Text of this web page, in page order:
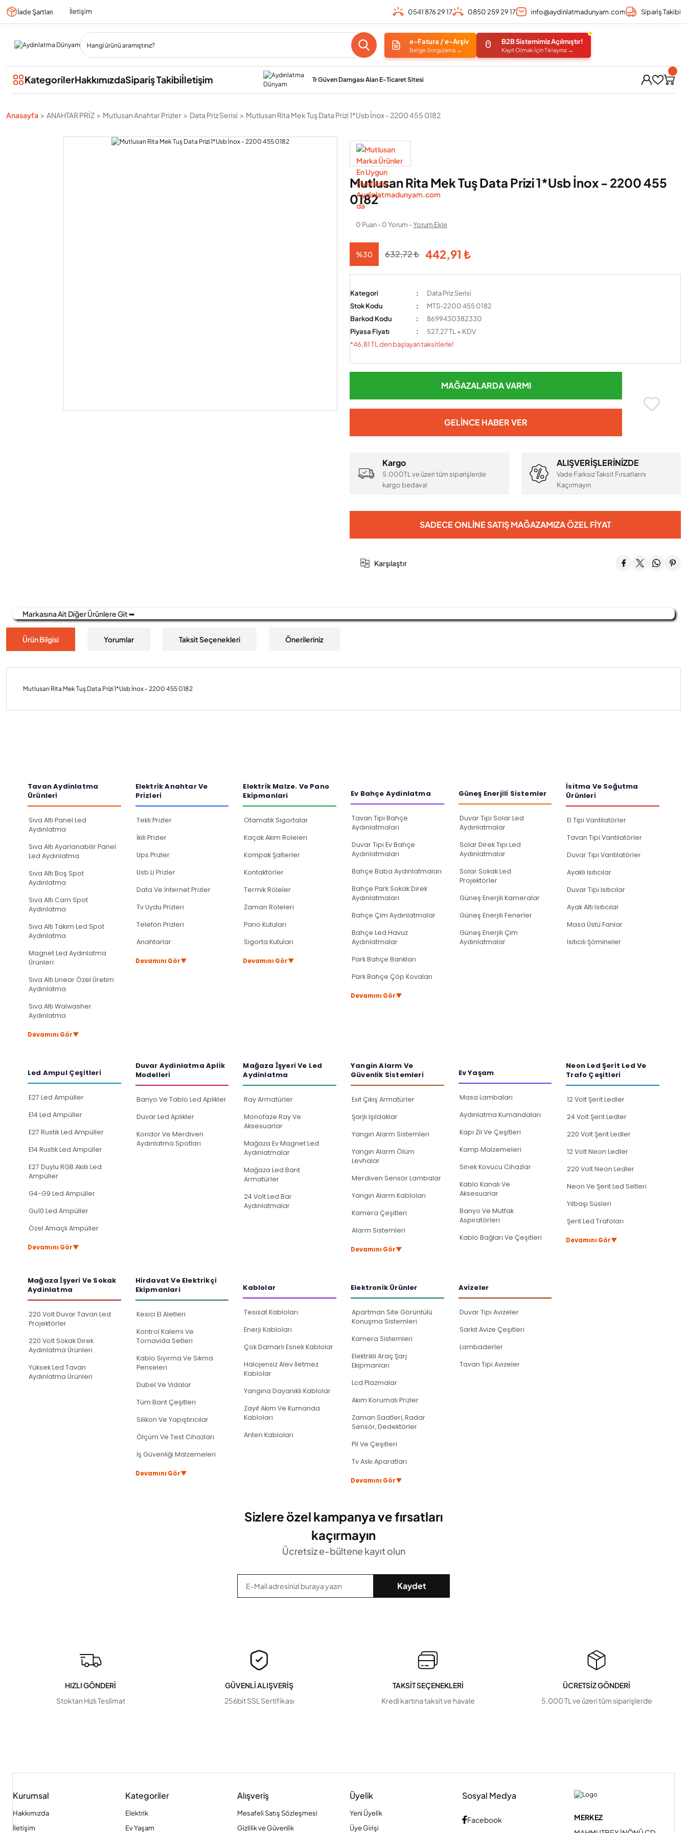
İade Şartları İletişim 0541 876 29 17 0850 259 29 17 info@aydinlatmadunyam.com Sipariş Takibi
e-Fatura / e-Arşiv
Belge Sorgulama →
B2B Sistemimiz Açılmıştır!
Kayıt Olmak İçin Tıklayınız →
KategorilerHakkımızdaSipariş Takibiİletişim Tr Güven Damgası Alan E-Ticaret Sitesi
Anasayfa ANAHTAR PRİZ Mutlusan Anahtar Prizler Data Priz Serisi Mutlusan Rita Mek Tuş Data Prizi 1*Usb İnox - 2200 455 0182
Mutlusan Rita Mek Tuş Data Prizi 1*Usb İnox - 2200 455
0182
0 Puan - 0 Yorum -Yorum Ekle
%30 632,72 ₺ 442,91 ₺
Kategori
Data Priz Serisi
Stok Kodu
MTS-2200 455 0182
Barkod Kodu
8699430382330
Piyasa Fiyatı
527,27 TL + KDV
*46,81 TL den başlayan taksitlerle!
MAĞAZALARDA VARMI
GELINCE HABER VER
Kargo
5.000TL ve üzeri tüm siparişlerde
kargo bedava!
ALIŞVERİŞLERİNİZDE
Vade Farksız Taksit Fırsatlarını
Kaçırmayın
SADECE ONLINE SATIŞ MAĞAZAMIZA ÖZEL FIYAT
Karşılaştır
Markasına Ait Diğer Ürünlere Git ➥
Ürün Bilgisi Yorumlar Taksit Seçenekleri Önerileriniz
Mutlusan Rita Mek Tuş Data Prizi 1*Usb İnox - 2200 455 0182
Yorum Yaz
Ürün resmi kalitesiz, bozuk veya görüntülenemiyor.
Ürün açıklamasında eksik bilgiler bulunuyor.
Ürün fiyatı diğer sitelerden daha pahalı.
Bu ürüne benzer farklı alternatifler olmalı.
Tavan Aydinlatma
Ürünleri̇
Siva Altı Panel Led
Aydınlatma
Sıva Altı Ayarlanabilir Panel
Led Aydınlatma
Sıva Altı Boş Spot
Aydınlatma
Sıva Altı Cam Spot
Aydınlatma
Sıva Altı Takım Led Spot
Aydınlatma
Magnet Led Aydınlatma
Ürünleri
Sıva Altı Linear Özel Üretim
Aydınlatma
Sıva Altı Walwasher
Aydınlatma
Devamını Gör▼
Elektri̇k Anahtar Ve
Pri̇zleri̇
Tekli Prizler
İkili Prizler
Ups Prizler
Usb Li Prizler
Data Ve İnternet Prizler
Tv Uydu Prizleri
Telefon Prizleri
Anahtarlar
Devamını Gör▼
Elektri̇k Malze. Ve Pano
Eki̇pmanlari
Otamatik Sigortalar
Kaçak Akım Roleleri
Kompak Şalterler
Kontaktörler
Termik Röleler
Zaman Roleleri
Pano Kutuları
Sigorta Kutuları
Devamını Gör▼
Ev Bahçe Aydinlatma
Tavan Tipi Bahçe
Aydınlatmaları
Duvar Tipi Ev Bahçe
Aydınlatmaları
Bahçe Baba Aydınlatmaları
Bahçe Park Sokak Direk
Aydınlatmaları
Bahçe Çim Aydınlatmalar
Bahçe Led Havuz
Aydınlatmalar
Park Bahçe Bankları
Park Bahçe Çöp Kovaları
Devamını Gör▼
Güneş Enerji̇li̇ Si̇stemler
Duvar Tipi Solar Led
Aydınlatmalar
Solar Direk Tipi Led
Aydınlatmalar
Solar Sokak Led
Projektörler
Güneş Enerjili Kameralar
Güneş Enerjili Fenerler
Güneş Enerjili Çim
Aydınlatmalar
İsitma Ve Soğutma
Ürünleri̇
El Tipi Vantilatörler
Tavan Tipi Vantilatörler
Duvar Tipi Vantilatörler
Ayaklı Isıtıcılar
Duvar Tipi Isıtıcılar
Ayak Altı Isıtıcılar
Masa Üstü Fanlar
Isıtıcılı Şömineler
Led Ampul Çeşi̇tleri̇
E27 Led Ampüller
E14 Led Ampüller
E27 Rustik Led Ampüller
E14 Rustik Led Ampüller
E27 Duylu RGB Akıllı Led
Ampüller
G4-G9 Led Ampüller
Gu10 Led Ampüller
Özel Amaçlı Ampüller
Devamını Gör▼
Duvar Aydinlatma Apli̇k
Modelleri̇
Banyo Ve Tablo Led Aplikler
Duvar Led Aplikler
Koridor Ve Merdiven
Aydınlatma Spotları
Mağaza İ̇şyeri̇ Ve Led
Aydinlatma
Ray Armatürler
Monofaze Ray Ve
Aksesuarlar
Mağaza Ev Magnet Led
Aydınlatmalar
Mağaza Led Bant
Armatürler
24 Volt Led Bar
Aydınlatmalar
Yangin Alarm Ve
Güvenli̇k Si̇stemleri̇
Exıt Çıkış Armatürler
Şarjlı Işıldaklar
Yangın Alarm Sistemleri
Yangın Alarm Ölüm
Levhalar
Merdiven Sensör Lambalar
Yangın Alarm Kabloları
Kamera Çeşitleri
Alarm Sistemleri
Devamını Gör▼
Ev Yaşam
Masa Lambaları
Aydınlatma Kumandaları
Kapı Zil Ve Çeşitleri
Kamp Malzemeleri
Sinek Kovucu Cihazlar
Kablo Kanalı Ve
Aksesuarlar
Banyo Ve Mutfak
Aspiratörleri
Kablo Bağları Ve Çeşitleri
Neon Led Şeri̇t Led Ve
Trafo Çeşi̇tleri̇
12 Volt Şerit Ledler
24 Volt Şerit Ledler
220 Volt Şerit Ledler
12 Volt Neon Ledler
220 Volt Neon Ledler
Neon Ve Şerit Led Setleri
Yılbaşı Süsleri
Şerit Led Trafoları
Devamını Gör▼
Mağaza İ̇şyeri̇ Ve Sokak
Aydinlatma
220 Volt Duvar Tavan Led
Projektörler
220 Volt Sokak Direk
Aydınlatma Ürünleri
Yüksek Led Tavan
Aydınlatma Ürünleri
Hi̇rdavat Ve Elektri̇kçi̇
Eki̇pmanlari
Kesici El Aletleri
Kontrol Kalemi Ve
Tornavida Setleri
Kablo Sıyırma Ve Sıkma
Penseleri
Dubel Ve Vidalar
Tüm Bant Çeşitleri
Silikon Ve Yapıştırıcılar
Ölçüm Ve Test Cihazları
İş Güvenliği Malzemeleri
Devamını Gör▼
Kablolar
Tesisat Kabloları
Enerji Kabloları
Çok Damarlı Esnek Kablolar
Halojensiz Alev İletmez
Kablolar
Yangına Dayanıklı Kablolar
Zayıf Akım Ve Kumanda
Kabloları
Anten Kabloları
Elektroni̇k Ürünler
Apartman Site Görüntülü
Konuşma Sistemleri
Kamera Sistemleri
Elektrikli Araç Şarj
Ekipmanları
Lcd Plazmalar
Akım Korumalı Prizler
Zaman Saatleri, Radar
Sensör, Dedektörler
Pil Ve Çeşitleri
Tv Askı Aparatları
Devamını Gör▼
Avi̇zeler
Duvar Tipi Avizeler
Sarkıt Avize Çeşitleri
Lambaderler
Tavan Tipi Avizeler
Aydınlatma Dünyam - Türkiye'nin en kapsamlı aydınlatma ve elektrik malzemeleri e-ticaret sitesi. Led spot, panel led, şerit led, aplik, avize, elektrik prizi, anahtar, sigorta, kablo ve solar ürünlerde en uygun fiyat garantisi. İstanbul, Ankara, İzmir
Sizlere özel kampanya ve fırsatları
kaçırmayın
Ücretsiz e-bültene kayıt olun
Kaydet
HIZLI GÖNDERİ
Stoktan Hızlı Teslimat
GÜVENLİ ALIŞVERİŞ
256bit SSL Sertifikası
TAKSİT SEÇENEKLERİ
Kredi kartına taksit ve havale
ÜCRETSİZ GÖNDERİ
5.000 TL ve üzeri tüm siparişlerde
Kurumsal
Hakkımızda
İletişim
Kategoriler
Elektrik
Ev Yaşam
Alışveriş
Mesafeli Satış Sözleşmesi
Gizlilik ve Güvenlik
Üyelik
Yeni Üyelik
Üye Girişi
Sosyal Medya
Facebook
MERKEZ